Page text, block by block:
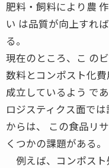
肥料・飼料により農
い は品質が向上すれ
る。
現在のところ、こ の
数料とコンポスト化
成立しているよう であ
ロジスティクス面で
からは、 この食品リ
くつかの課題がある。
例えば、コンポスト